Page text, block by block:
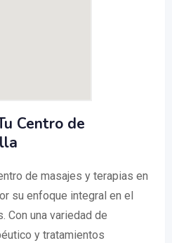
Centro de
de masajes y terapias en
su enfoque integral en el
Con una variedad de
y tratamientos